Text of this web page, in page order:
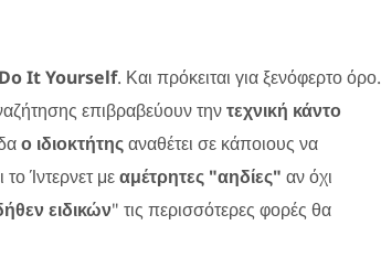
Do It Yourself. Και πρόκειται για ξενόφερτο όρο.
επιβραβεύουν τηντεχνική κάντο
ο ιδιοκτήτηςαναθέτει σε κάποιους να
Ίντερνετ μεαμέτρητες "αηδίες" αν όχι
ειδικών" τις περισσότερες φορές θα